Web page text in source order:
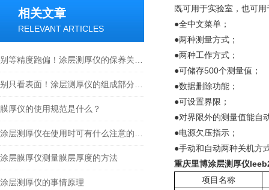
相关文章
RELEVANT ARTICLES
膜厚仪的使用规范是什么？
涂层膜厚仪测量膜层厚度的方法
涂层测厚仪的事情原理
既可用于实验室，也可
●全中文菜单；
●两种测量方式；
●两种工作方式；
●可储存500个测量值；
●数据删除功能；
●可设置界限；
●对界限外的测量值能自
●电源欠压指示；
●手动和自动两种关机方
重庆里博涂层测厚仪
项目名称